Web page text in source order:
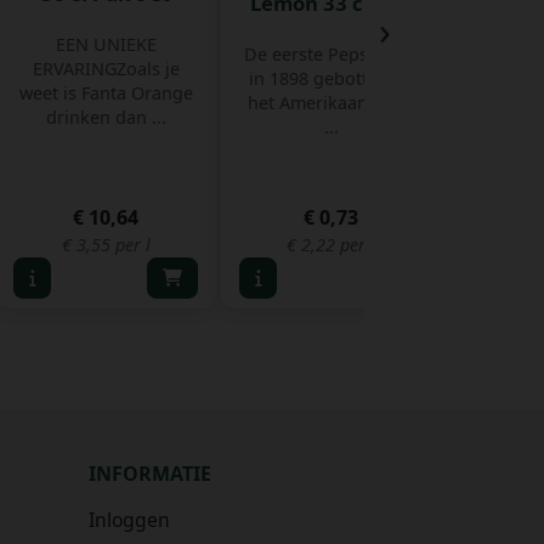
EEN UNIEKE
ERVARINGZoals je
weet is Fanta Orange
drinken dan ...
€ 10,64
€ 3,55 per l
De eerste Pepsi werd
in 1898 gebotteld in
het Amerikaanse No
€ 0,73
€ 2,22 per l
›
INFORMATIE
Inloggen